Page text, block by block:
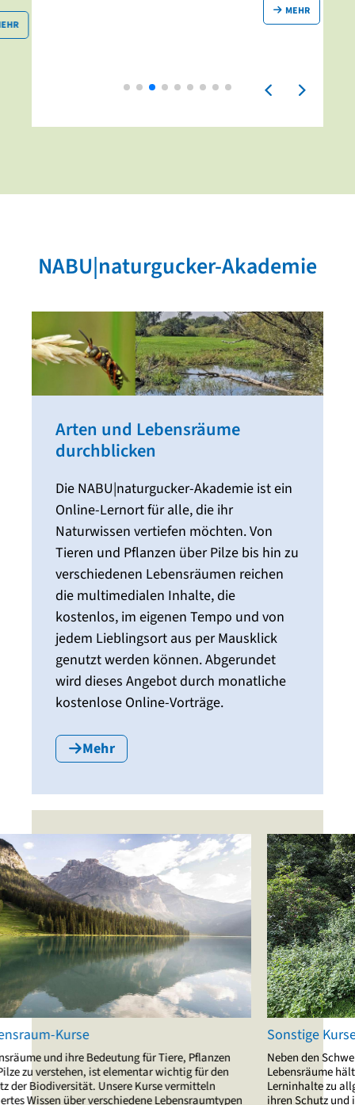
NABU|naturgucker-Akademie
Arten und Lebensräume
durchblicken
Die NABU|naturgucker-Akademie ist ein
Online-Lernort für alle, die ihr
Naturwissen vertiefen möchten. Von
Tieren und Pflanzen über Pilze bis hin zu
verschiedenen Lebensräumen reichen
die multimedialen Inhalte, die
kostenlos, im eigenen Tempo und von
jedem Lieblingsort aus per Mausklick
genutzt werden können. Abgerundet
wird dieses Angebot durch monatliche
kostenlose Online-Vorträge.
Mehr
für den
Sonstige Kurse
Neben den Schwerpunkten Artengruppen und
Lebensräume hält die NABU|naturgucker-Akademie
Lerninhalte zu allgemeinen Themen rund um die Natur,
ihren Schutz und ihre Beobachtung bereit. Diese Basics